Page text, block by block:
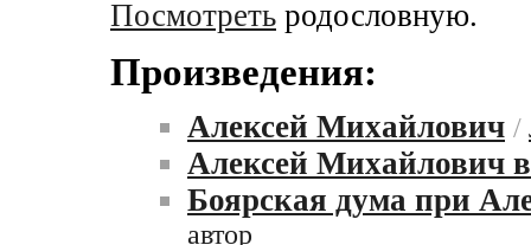
Посмотреть родословную.
Произведения:
Алексей Михайлович /
Алексей Михайлович
Боярская дума при
автор